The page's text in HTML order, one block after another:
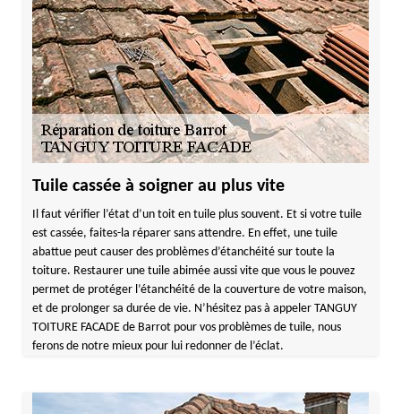
Tuile cassée à soigner au plus vite
Il faut vérifier l’état d’un toit en tuile plus souvent. Et si votre tuile
est cassée, faites-la réparer sans attendre. En effet, une tuile
abattue peut causer des problèmes d’étanchéité sur toute la
toiture. Restaurer une tuile abimée aussi vite que vous le pouvez
permet de protéger l’étanchéité de la couverture de votre maison,
et de prolonger sa durée de vie. N’hésitez pas à appeler TANGUY
TOITURE FACADE de Barrot pour vos problèmes de tuile, nous
ferons de notre mieux pour lui redonner de l’éclat.